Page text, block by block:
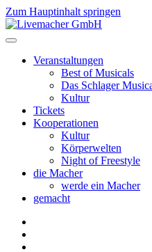
Zum Hauptinhalt springen
Veranstaltungen
Best of Musicals
Das Schlager
Kultur
Tickets
Kooperationen
Kultur
Körperwelten
Night of Freestyle
die Macher
werde ein Macher
gemacht